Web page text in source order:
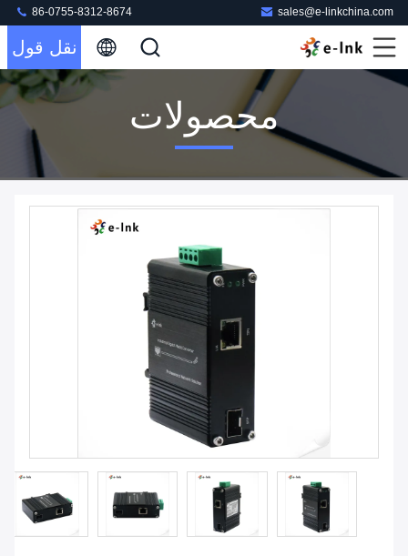
sales@e-linkchina.com
86-0755-8312-8674
نقل قول
محصولات